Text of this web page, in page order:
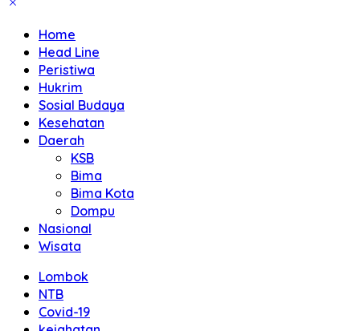
Home
Head Line
Peristiwa
Hukrim
Sosial Budaya
Kesehatan
Daerah
KSB
Bima
Bima Kota
Dompu
Nasional
Wisata
Lombok
NTB
Covid-19